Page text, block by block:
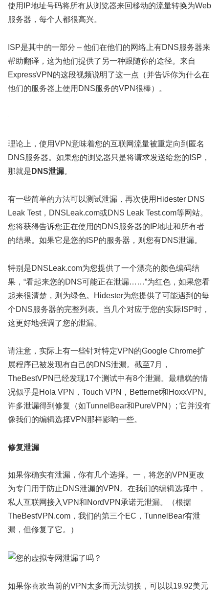
使用IP地址号码将所有从浏览器来回移动的流量转换为Web
服务器，每个人都很高兴。
ISP是其中的一部分 – 他们在他们的网络上有DNS服务器来
帮助翻译，这为他们提供了另一种跟随你的途径。来自
ExpressVPN的这段视频说明了这一点（并告诉你为什么在
他们的服务器上使用DNS服务的VPN很棒）。
理论上，使用VPN意味着您的互联网流量被重定向到匿名
DNS服务器。如果您的浏览器只是将请求发送给您的ISP，
那就是 DNS泄漏。
有一些简单的方法可以测试泄漏，再次使用Hidester DNS
Leak Test，DNSLeak.com或DNS Leak Test.com等网站。
您将获得告诉您正在使用的DNS服务器的IP地址和所有者
的结果。如果它是您的ISP的服务器，则您有DNS泄漏。
特别是DNSLeak.com为您提供了一个漂亮的颜色编码结
果，“看起来您的DNS可能正在泄漏……”为红色，如果您看
起来很清楚，则为绿色。Hidester为您提供了可能遇到的每
个DNS服务器的完整列表。当几个对应于您的实际ISP时，
这更好地强调了您的泄漏。
请注意，实际上有一些针对特定VPN的Google Chrome扩
展程序已被发现有自己的DNS泄漏。截至7月，
TheBestVPN已经发现17个测试中有8个泄漏。最糟糕的情
况似乎是Hola VPN，Touch VPN，Betternet和HoxxVPN。
许多泄漏得到修复（如TunnelBear和PureVPN）; 它并没有
像我们的编辑选择VPN那样影响一些。
修复泄漏
如果你确实有泄漏，你有几个选择。一，将您的VPN更改
为专门用于防止DNS泄漏的VPN。在我们的编辑选择中，
私人互联网接入VPN和NordVPN承诺无泄漏。（根据
TheBestVPN.com，我们的第三个EC，TunnelBear有泄
漏，但修复了它。）
如果你喜欢当前的VPN太多而无法切换，可以以19.92美元